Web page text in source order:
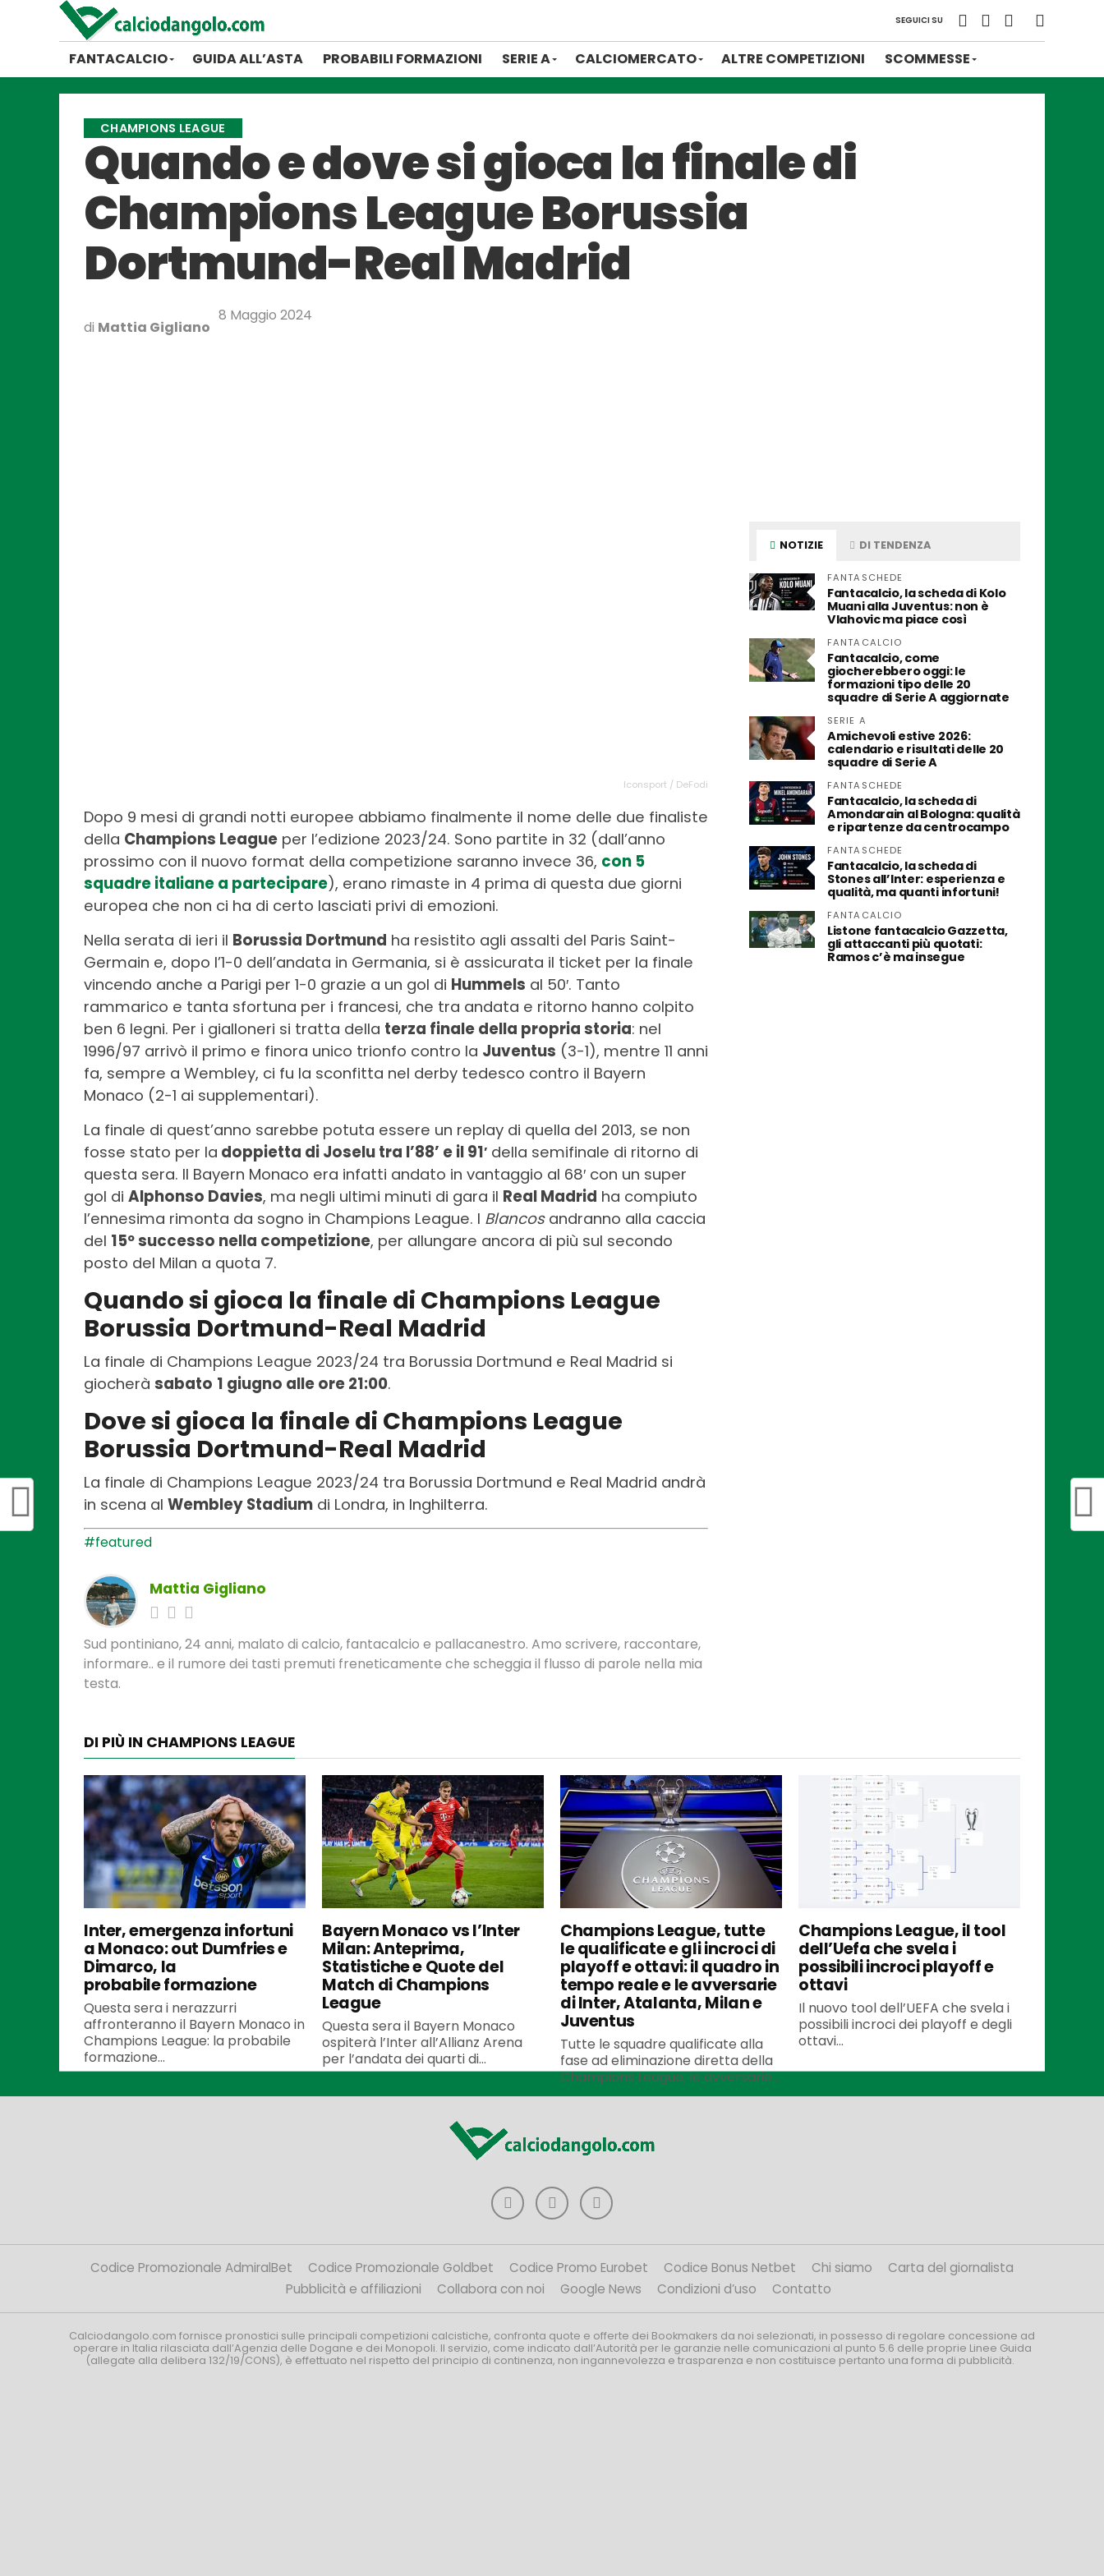
SEGUICI SU
FANTACALCIO GUIDA ALL’ASTA PROBABILI FORMAZIONI SERIE A CALCIOMERCATO ALTRE COMPETIZIONI SCOMMESSE
CHAMPIONS LEAGUE
Quando e dove si gioca la finale di
Champions League Borussia
Dortmund-Real Madrid
di Mattia Gigliano
8 Maggio 2024
Iconsport / DeFodi
Dopo 9 mesi di grandi notti europee abbiamo finalmente il nome delle due finaliste
della Champions League per l’edizione 2023/24. Sono partite in 32 (dall’anno
prossimo con il nuovo format della competizione saranno invece 36, con 5
squadre italiane a partecipare), erano rimaste in 4 prima di questa due giorni
europea che non ci ha di certo lasciati privi di emozioni.
Nella serata di ieri il Borussia Dortmund ha resistito agli assalti del Paris Saint-
Germain e, dopo l’1-0 dell’andata in Germania, si è assicurata il ticket per la finale
vincendo anche a Parigi per 1-0 grazie a un gol di Hummels al 50′. Tanto
rammarico e tanta sfortuna per i francesi, che tra andata e ritorno hanno colpito
ben 6 legni. Per i gialloneri si tratta della terza finale della propria storia: nel
1996/97 arrivò il primo e finora unico trionfo contro la Juventus (3-1), mentre 11 anni
fa, sempre a Wembley, ci fu la sconfitta nel derby tedesco contro il Bayern
Monaco (2-1 ai supplementari).
La finale di quest’anno sarebbe potuta essere un replay di quella del 2013, se non
fosse stato per la doppietta di Joselu tra l’88’ e il 91′ della semifinale di ritorno di
questa sera. Il Bayern Monaco era infatti andato in vantaggio al 68′ con un super
gol di Alphonso Davies, ma negli ultimi minuti di gara il Real Madrid ha compiuto
l’ennesima rimonta da sogno in Champions League. I Blancosandranno alla caccia
del 15º successo nella competizione, per allungare ancora di più sul secondo
posto del Milan a quota 7.
Quando si gioca la finale di Champions League
Borussia Dortmund-Real Madrid
La finale di Champions League 2023/24 tra Borussia Dortmund e Real Madrid si
giocherà sabato 1 giugno alle ore 21:00.
Dove si gioca la finale di Champions League
Borussia Dortmund-Real Madrid
La finale di Champions League 2023/24 tra Borussia Dortmund e Real Madrid andrà
in scena al Wembley Stadium di Londra, in Inghilterra.
#featured
Mattia Gigliano
Sud pontiniano, 24 anni, malato di calcio, fantacalcio e pallacanestro. Amo scrivere, raccontare,
informare.. e il rumore dei tasti premuti freneticamente che scheggia il flusso di parole nella mia
testa.
NOTIZIE DI TENDENZA
FANTASCHEDE
Fantacalcio, la scheda di Kolo
Muani alla Juventus: non è
Vlahovic ma piace così
FANTACALCIO
Fantacalcio, come
giocherebbero oggi: le
formazioni tipo delle 20
squadre di Serie A aggiornate
SERIE A
Amichevoli estive 2026:
calendario e risultati delle 20
squadre di Serie A
FANTASCHEDE
Fantacalcio, la scheda di
Amondarain al Bologna: qualità
e ripartenze da centrocampo
FANTASCHEDE
Fantacalcio, la scheda di
Stones all’Inter: esperienza e
qualità, ma quanti infortuni!
FANTACALCIO
Listone fantacalcio Gazzetta,
gli attaccanti più quotati:
Ramos c’è ma insegue
DI PIÙ IN CHAMPIONS LEAGUE
Inter, emergenza infortuni
a Monaco: out Dumfries e
Dimarco, la
probabile formazione
Questa sera i nerazzurri
affronteranno il Bayern Monaco in
Champions League: la probabile
formazione...
Bayern Monaco vs l’Inter
Milan: Anteprima,
Statistiche e Quote del
Match di Champions
League
Questa sera il Bayern Monaco
ospiterà l’Inter all’Allianz Arena
per l’andata dei quarti di...
Champions League, tutte
le qualificate e gli incroci di
playoff e ottavi: il quadro in
tempo reale e le avversarie
di Inter, Atalanta, Milan e
Juventus
Tutte le squadre qualificate alla
fase ad eliminazione diretta della
Champions League, le avversarie...
Champions League, il tool
dell’Uefa che svela i
possibili incroci playoff e
ottavi
Il nuovo tool dell’UEFA che svela i
possibili incroci dei playoff e degli
ottavi...
Codice Promozionale AdmiralBet Codice Promozionale Goldbet Codice Promo Eurobet Codice Bonus Netbet Chi siamo
Carta del giornalista
Pubblicità e affiliazioni
Collabora con noi Google News Condizioni d’uso Contatto
Calciodangolo.com fornisce pronostici sulle principali competizioni calcistiche, confronta quote e offerte dei Bookmakers da noi selezionati, in possesso di regolare concessione ad
operare in Italia rilasciata dall’Agenzia delle Dogane e dei Monopoli. Il servizio, come indicato dall’Autorità per le garanzie nelle comunicazioni al punto 5.6 delle proprie Linee Guida
(allegate alla delibera 132/19/CONS), è effettuato nel rispetto del principio di continenza, non ingannevolezza e trasparenza e non costituisce pertanto una forma di pubblicità.